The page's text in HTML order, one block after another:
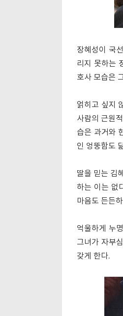
장혜성이 국
리지 못하는
호사 모습은
얽히고 싶지
사람의 근원
습은 과거와
인 엉뚱함도
딸을 믿는 김
하는 이는 없
마음도 든든
억울하게 누
그녀가 자부
갖게 한다.